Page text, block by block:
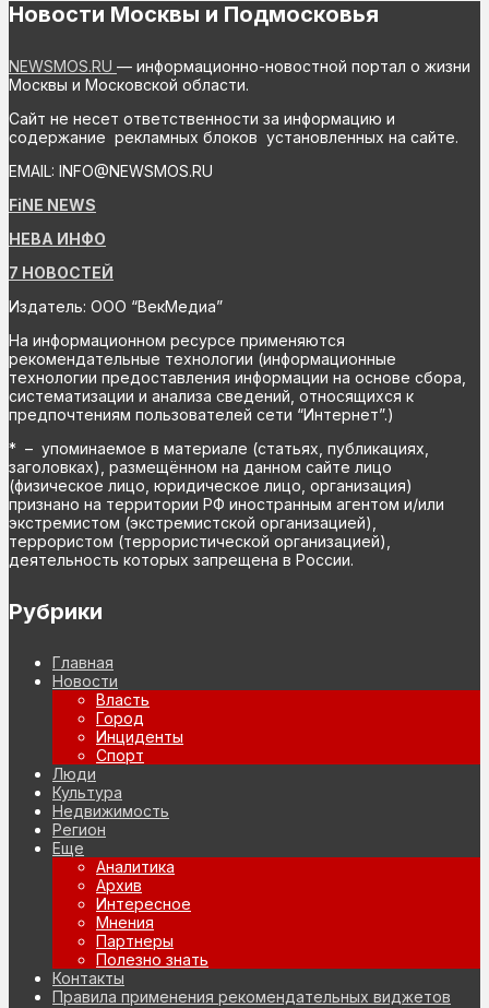
Новости Москвы и Подмосковья
NEWSMOS.RU — информационно-новостной портал о жизни
Москвы и Московской области.
Сайт не несет ответственности за информацию и
содержание рекламных блоков установленных на сайте.
EMAIL: INFO@NEWSMOS.RU
FiNE NEWS
НЕВА ИНФО
7 НОВОСТЕЙ
Издатель: ООО “ВекМедиа”
На информационном ресурсе применяются
рекомендательные технологии (информационные
технологии предоставления информации на основе сбора,
систематизации и анализа сведений, относящихся к
предпочтениям пользователей сети “Интернет”.)
* – упоминаемое в материале (статьях, публикациях,
заголовках), размещённом на данном сайте лицо
(физическое лицо, юридическое лицо, организация)
признано на территории РФ иностранным агентом и/или
экстремистом (экстремистской организацией),
террористом (террористической организацией),
деятельность которых запрещена в России.
Рубрики
Главная
Новости
Власть
Город
Инциденты
Спорт
Люди
Культура
Недвижимость
Регион
Еще
Аналитика
Архив
Интересное
Мнения
Партнеры
Полезно знать
Контакты
Правила применения рекомендательных виджетов